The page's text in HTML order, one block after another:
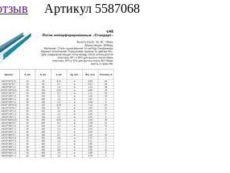
Артикул 5587068